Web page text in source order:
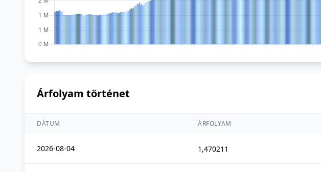
Árfolyam történet
DÁTUM ÁRFOLYAM
2026-08-04 1,470211